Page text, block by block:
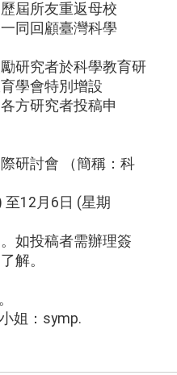
屆所友重返母校
同回顧臺灣科學
研究者於科學教育研
學會特別增設
方研究者投稿申
研討會 （簡稱：科
12月6日 (星期
如投稿者需辦理簽
解。
。
姐：symp.